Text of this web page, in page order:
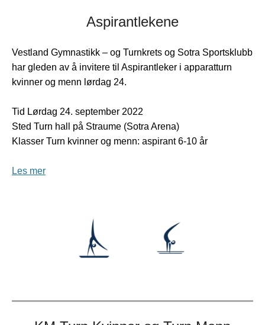
Aspirantlekene
Vestland Gymnastikk – og Turnkrets og Sotra Sportsklubb
har gleden av å invitere til Aspirantleker i apparatturn
kvinner og menn lørdag 24.
Tid Lørdag 24. september 2022
Sted Turn hall på Straume (Sotra Arena)
Klasser Turn kvinner og menn: aspirant 6-10 år
Les mer